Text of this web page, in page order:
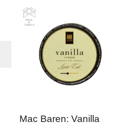
Mac Baren: Vanilla